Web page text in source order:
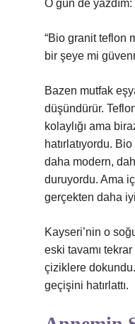
O gün de yazdım:
“Bio granit teflon
bir şeye mi
Bazen mutfak
düşündürür.
kolaylığı ama
hatırlatıyordu.
daha modern,
duruyordu. Ama
gerçekten daha iyi
Kayseri’nin o
eski tavamı
çiziklere
geçişini hatırlattı.